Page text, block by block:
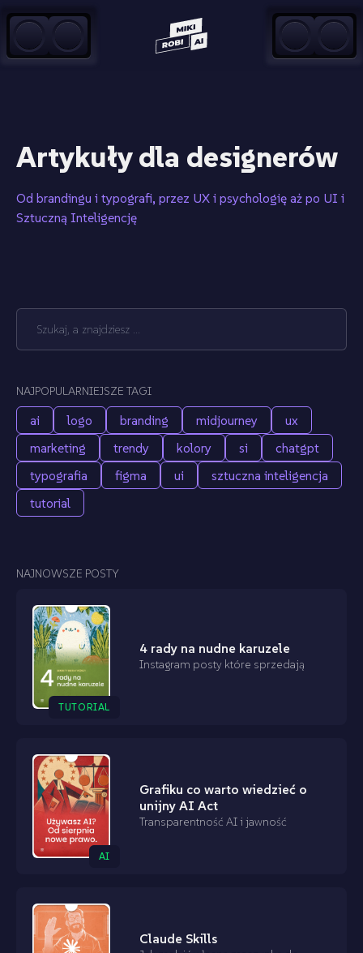
Przejdź do treści
Artykuły dla designerów
Od brandingu i typografi, przez UX i psychologię aż po UI i
Sztuczną Inteligencję
NAJPOPULARNIEJSZE TAGI
ai logo branding midjourney
ux
marketing
trendy kolory si
chatgpt
typografia
figma ui
sztuczna inteligencja
tutorial
NAJNOWSZE POSTY
TUTORIAL
4 rady na nudne karuzele
Instagram posty które sprzedają
AI
Grafiku co warto wiedzieć o
unijny AI Act
Transparentność AI i jawność
Claude Skills